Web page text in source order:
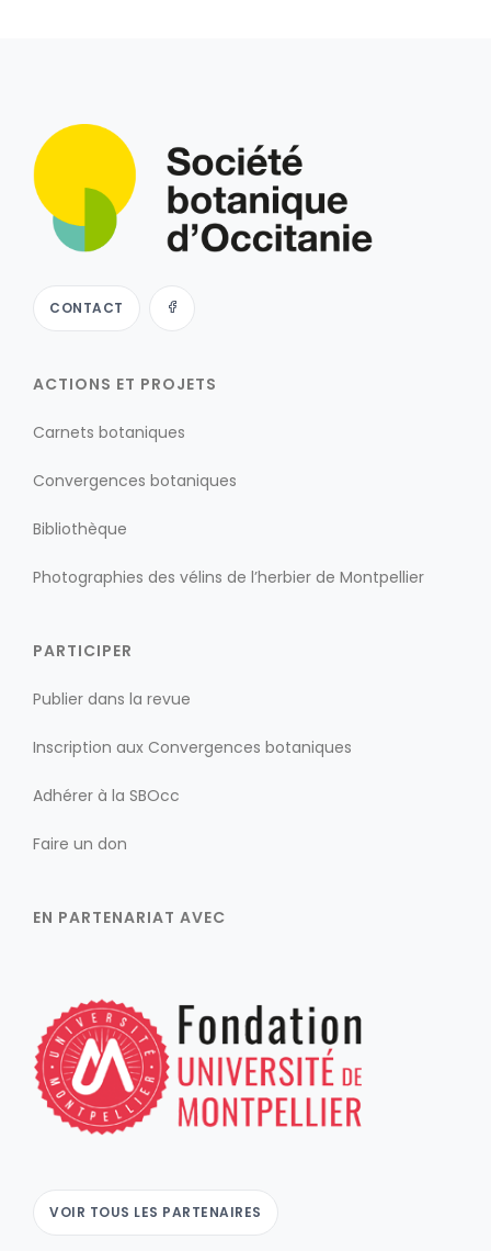
CONTACT
ACTIONS ET PROJETS
Carnets botaniques
Convergences botaniques
Bibliothèque
Photographies des vélins de l’herbier de Montpellier
PARTICIPER
Publier dans la revue
Inscription aux Convergences botaniques
Adhérer à la SBOcc
Faire un don
EN PARTENARIAT AVEC
VOIR TOUS LES PARTENAIRES